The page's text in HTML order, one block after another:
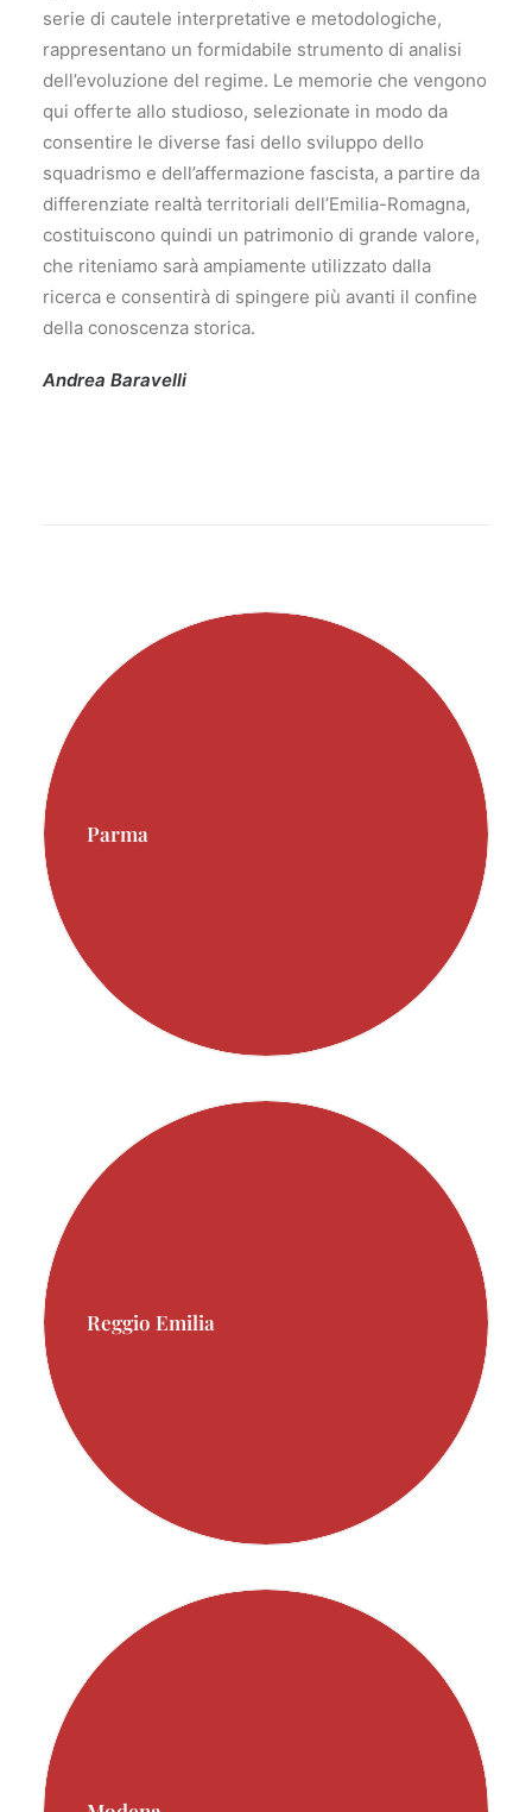
serie di cautele interpretative e metodologiche,
rappresentano un formidabile strumento di analisi
dell’evoluzione del regime. Le memorie che vengono
qui offerte allo studioso, selezionate in modo da
consentire le diverse fasi dello sviluppo dello
squadrismo e dell’affermazione fascista, a partire da
differenziate realtà territoriali dell’Emilia-Romagna,
costituiscono quindi un patrimonio di grande valore,
che riteniamo sarà ampiamente utilizzato dalla
ricerca e consentirà di spingere più avanti il confine
della conoscenza storica.
Andrea Baravelli
Parma
Reggio Emilia